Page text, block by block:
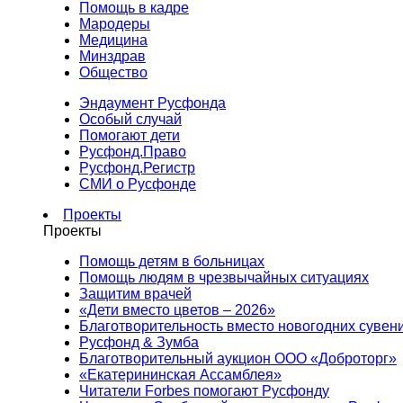
Помощь в кадре
Мародеры
Медицина
Минздрав
Общество
Эндаумент Русфонда
Особый случай
Помогают дети
Русфонд.Право
Русфонд.Регистр
СМИ о Русфонде
Проекты
Проекты
Помощь детям в больницах
Помощь людям в чрезвычайных ситуациях
Защитим врачей
«Дети вместо цветов – 2026»
Благотворительность вместо новогодних
Русфонд & Зумба
Благотворительный аукцион ООО «Доброторг»
«Екатерининская Ассамблея»
Читатели Forbes помогают Русфонду